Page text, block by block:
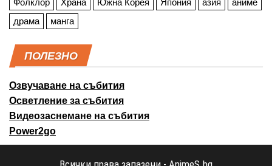
Фолклор
Храна Южна Корея Япония азия
аниме
драма
манга
ПОЛЕЗНО
Озвучаване на събития
Осветление за събития
Видеозаснемане на събития
Power2go